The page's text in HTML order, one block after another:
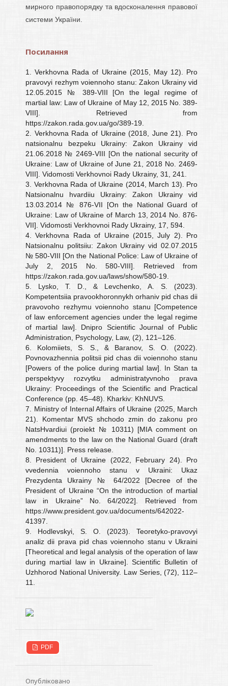
мирного правопорядку та вдосконалення правової
системи України.
Посилання
1. Verkhovna Rada of Ukraine (2015, May 12). Pro
pravovyi rezhym voiennoho stanu: Zakon Ukrainy vid
12.05.2015 № 389-VIII [On the legal regime of
martial law: Law of Ukraine of May 12, 2015 No. 389-
VIII]. Retrieved from
https://zakon.rada.gov.ua/go/389-19.
2. Verkhovna Rada of Ukraine (2018, June 21). Pro
natsionalnu bezpeku Ukrainy: Zakon Ukrainy vid
21.06.2018 № 2469-VIII [On the national security of
Ukraine: Law of Ukraine of June 21, 2018 No. 2469-
VIII]. Vidomosti Verkhovnoi Rady Ukrainy, 31, 241.
3. Verkhovna Rada of Ukraine (2014, March 13). Pro
Natsionalnu hvardiiu Ukrainy: Zakon Ukrainy vid
13.03.2014 № 876-VII [On the National Guard of
Ukraine: Law of Ukraine of March 13, 2014 No. 876-
VII]. Vidomosti Verkhovnoi Rady Ukrainy, 17, 594.
4. Verkhovna Rada of Ukraine (2015, July 2). Pro
Natsionalnu politsiiu: Zakon Ukrainy vid 02.07.2015
№ 580-VIII [On the National Police: Law of Ukraine of
July 2, 2015 No. 580-VIII]. Retrieved from
https://zakon.rada.gov.ua/laws/show/580-19.
5. Lysko, T. D., & Levchenko, A. S. (2023).
Kompetentsiia pravookhoronnykh orhaniv pid chas dii
pravovoho rezhymu voiennoho stanu [Competence
of law enforcement agencies under the legal regime
of martial law]. Dnipro Scientific Journal of Public
Administration, Psychology, Law, (2), 121–126.
6. Kolomiiets, S. S., & Baranov, S. O. (2022).
Povnovazhennia politsii pid chas dii voiennoho stanu
[Powers of the police during martial law]. In Stan ta
perspektyvy rozvytku administratyvnoho prava
Ukrainy: Proceedings of the Scientific and Practical
Conference (pp. 45–48). Kharkiv: KhNUVS.
7. Ministry of Internal Affairs of Ukraine (2025, March
21). Komentar MVS shchodo zmin do zakonu pro
NatsHvardiui (proiekt № 10311) [MIA comment on
amendments to the law on the National Guard (draft
No. 10311)]. Press release.
8. President of Ukraine (2022, February 24). Pro
vvedennia voiennoho stanu v Ukraini: Ukaz
Prezydenta Ukrainy № 64/2022 [Decree of the
President of Ukraine “On the introduction of martial
law in Ukraine” No. 64/2022]. Retrieved from
https://www.president.gov.ua/documents/642022-
41397.
9. Hodlevskyi, S. O. (2023). Teoretyko-pravovyi
analiz dii prava pid chas voiennoho stanu v Ukraini
[Theoretical and legal analysis of the operation of law
during martial law in Ukraine]. Scientific Bulletin of
Uzhhorod National University. Law Series, (72), 112–
11.
PDF
Опубліковано